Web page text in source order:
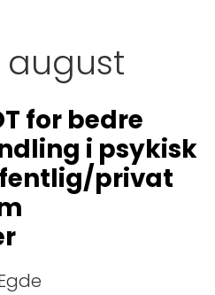
august
for bedre
i psykisk
privat